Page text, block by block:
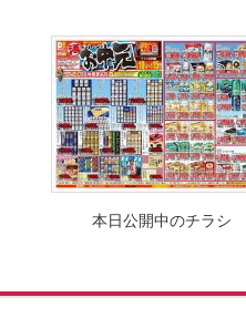
本日公開中のチラシ